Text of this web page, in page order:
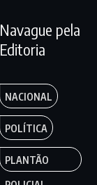
Navague pela
Editoria
NACIONAL
POLÍTICA
PLANTÃO